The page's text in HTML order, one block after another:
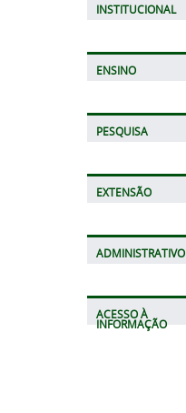
INSTITUCIONAL
ENSINO
PESQUISA
EXTENSÃO
ADMINISTRATIVO
ACESSO À
INFORMAÇÃO